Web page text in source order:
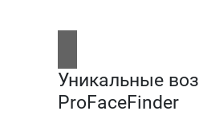
Уникальные
ProFaceFinder